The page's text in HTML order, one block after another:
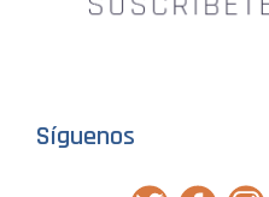
Síguenos